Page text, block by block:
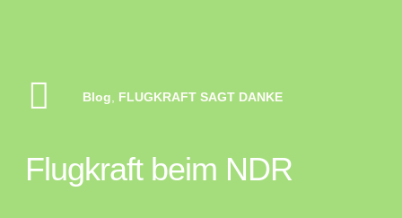
Blog FLUGKRAFT SAGT DANKE
Flugkraft beim NDR